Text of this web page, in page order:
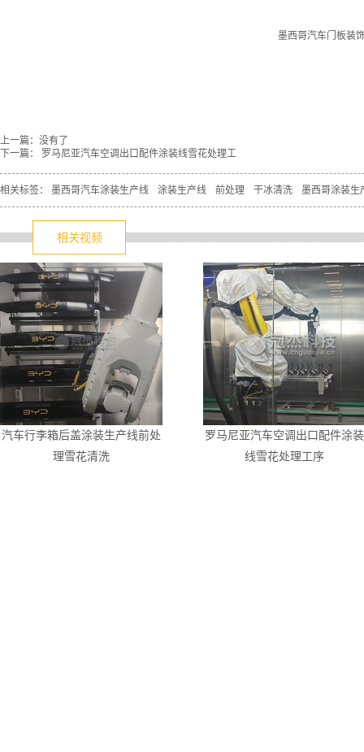
墨西哥汽车门板装
上一篇：没有了
下一篇： 罗马尼亚汽车空调出口配件涂装线雪花处理工
相关标签： 墨西哥汽车涂装生产线 涂装生产线 前处理 干冰清洗 墨西哥涂装生
相关视频
汽车行李箱后盖涂装生产线前处
理雪花清洗
罗马尼亚汽车空调出口配件涂装
线雪花处理工序